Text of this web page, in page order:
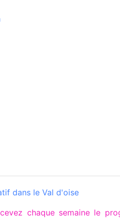
dans le Val d'oise
chaque semaine le